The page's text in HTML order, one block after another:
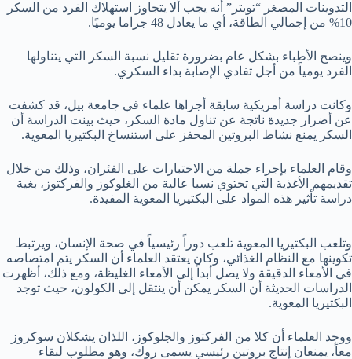
التدوينات المصغر “تويتر” أنه يجب ألا يتجاوز استهلاك الفرد من السكر
10% من إجمالي الطاقة، أي ما يعادل 48 جراما يوميًا.
وينصح الأطباء بشكل عام بضرورة تقليل نسبة السكر التي يتناولها
الفرد يومياً من أجل تفادي الإصابة بداء السكري.
وكانت دراسة أمريكية سابقة أجراها علماء في جامعة بيل، قد كشفت
عن أضرار جديدة ناتجة عن تناول مادة السكر، حيث بينت الدراسة أن
السكر يمنع نشاط البروتين المحفز على استنساخ البكتيريا المعوية.
وقام العلماء بإجراء جملة من الاختبارات على الفئران، وذلك من خلال
تقديمهم الأغذية التي تحتوي نسبا عالية من الغلوكوز والفركتوز، بغية
دراسة تأثير هذه المواد على البكتيريا المعوية المفيدة.
وتلعب البكتيريا المعوية تلعب دوراً رئيسياً في صحة الإنسان، ويرتبط
تكوينها مع النظام الغذائي، وكان يعتقد العلماء أن السكر يتم امتصاصه
في الأمعاء الدقيقة ولا يصل أبداً إلى الأمعاء الغليظة، ومع ذلك، أظهرت
الدراسات الحديثة أن السكر يمكن أن ينتقل إلى الكولون، حيث توجد
البكتيريا المعوية.
ووجد العلماء أن كلا من الفركتوز والجلوكوز، اللذان يشكلان سوكروز
معاً، يمنعان إنتاج بروتين رئيسي يسمى روك، وهو مطلوب لبقاء